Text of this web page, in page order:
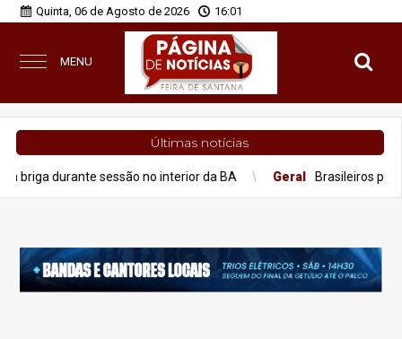
Quinta, 06 de Agosto de 2026 16:01
MENU
Últimas notícias
sessão no interior da BA Geral Brasileiros perderam R$